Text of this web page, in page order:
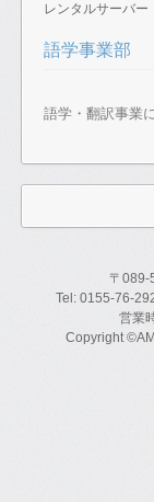
レンタルサーバ
語学事業部
語学・翻訳事業
〒
Tel: 0155-76-
営業
Copyright